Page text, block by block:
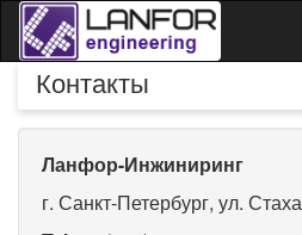
Контакты
Ланфор-Инжиниринг
г. Санкт-Петербург, ул.